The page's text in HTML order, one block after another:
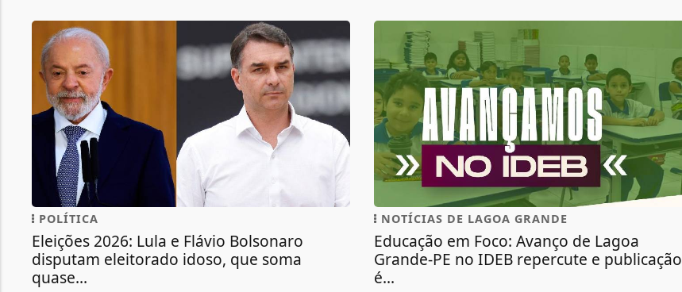
POLÍTICA
Eleições 2026: Lula e Flávio Bolsonaro
disputam eleitorado idoso, que soma
quase...
NOTÍCIAS DE LAGOA GRANDE
Educação em Foco: Avanço de Lagoa
Grande-PE no IDEB repercute e publicação
é...